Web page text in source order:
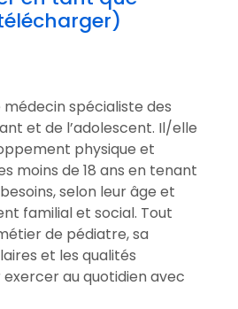
médecin spécialiste des
et de l’adolescent. Il/elle
physique et
moins de 18 ans en tenant
selon leur âge et
familial et social. Tout
de pédiatre, sa
et les qualités
au quotidien avec